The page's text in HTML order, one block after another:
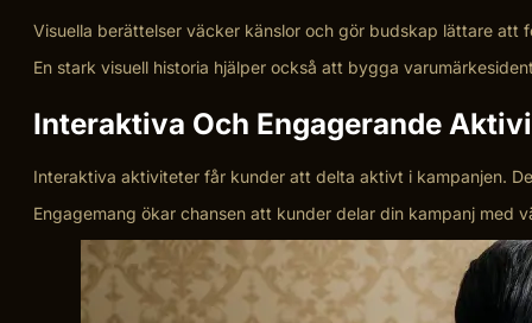
Visuella berättelser väcker känslor och gör budskap lättare
En stark visuell historia hjälper också att bygga
Interaktiva Och Engagerande
Interaktiva aktiviteter får kunder att delta aktivt i kampanjen.
Engagemang ökar chansen att kunder delar din kampanj